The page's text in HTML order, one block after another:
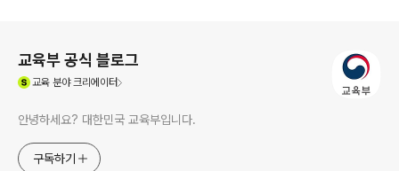
교육부 공식 블로그
교육분야 크리에이터
안녕하세요? 대한민국 교육부입니다.
구독하기